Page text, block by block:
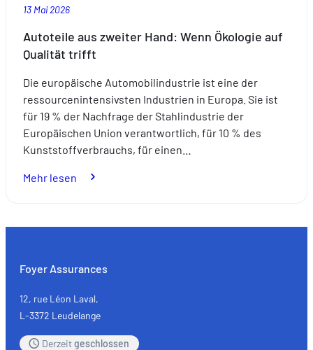
13 Mai 2026
Autoteile aus zweiter Hand: Wenn Ökologie auf
Qualität trifft
Die europäische Automobilindustrie ist eine der
ressourcenintensivsten Industrien in Europa. Sie ist
für 19 % der Nachfrage der Stahlindustrie der
Europäischen Union verantwortlich, für 10 % des
Kunststoffverbrauchs, für einen…
Mehr lesen
zweiter
Ökologie
auf
Qualität
Foyer Assurances
12, rue Léon Laval,
L-3372 Leudelange
Derzeitgeschlossen